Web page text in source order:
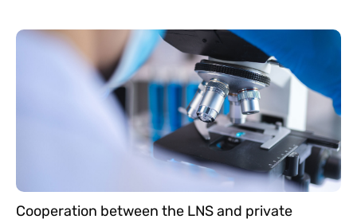
Cooperation between the LNS and private